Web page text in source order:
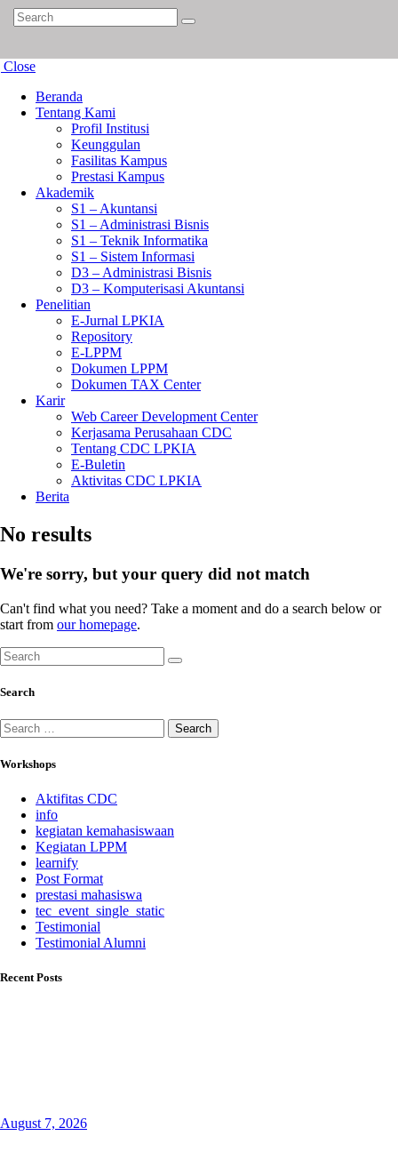
Search
Close
Beranda
Tentang Kami
Profil Institusi
Keunggulan
Fasilitas Kampus
Prestasi Kampus
Akademik
S1 – Akuntansi
S1 – Administrasi Bisnis
S1 – Teknik Informatika
S1 – Sistem Informasi
D3 – Administrasi Bisnis
D3 – Komputerisasi Akuntansi
Penelitian
E-Jurnal LPKIA
Repository
E-LPPM
Dokumen LPPM
Dokumen TAX Center
Karir
Web Career Development Center
Kerjasama Perusahaan CDC
Tentang CDC LPKIA
E-Buletin
Aktivitas CDC LPKIA
Berita
No results
We're sorry, but your query did not match
Can't find what you need? Take a moment and do a search below or
start from our homepage.
Search
Search
Search
for:
Workshops
Aktifitas CDC
info
kegiatan kemahasiswaan
Kegiatan LPPM
learnify
Post Format
prestasi mahasiswa
tec_event_single_static
Testimonial
Testimonial Alumni
Recent Posts
August 7, 2026